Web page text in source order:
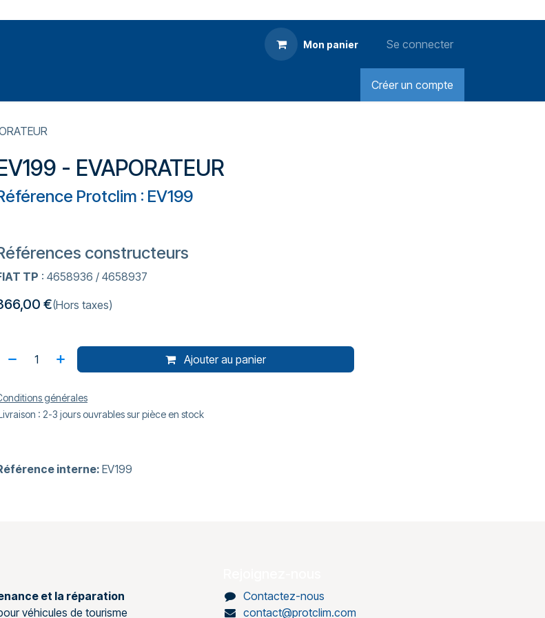
Mon panier Se connecter
Créer un compte
- EVAPORATEUR
Protclim : EV199
constructeurs
TP : 4658936 / 4658937
€(Hors taxes)
Ajouter au panier
générales
: 2-3 jours ouvrables sur pièce en stock
interne: EV199
et la réparation
véhicules de tourisme
Contactez-nous
contact@protclim.com